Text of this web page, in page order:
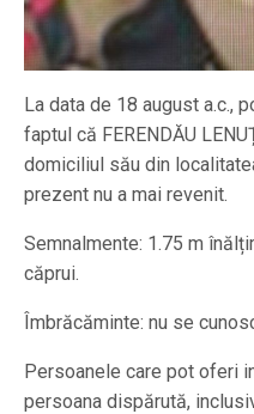
La data de 18 august a.c.,
faptul că FERENDĂU
domiciliul său din
prezent nu a mai revenit.
Semnalmente: 1.75 m
căprui.
Îmbrăcăminte: nu se
Persoanele care pot oferi
persoana dispărută,